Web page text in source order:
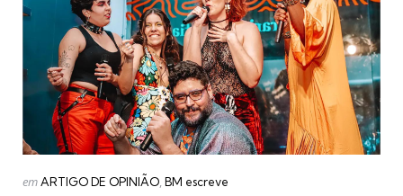
Categorias
Postado
emARTIGO DE OPINIÃO BM escreve